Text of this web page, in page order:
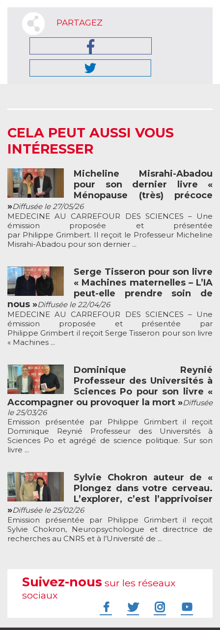
PARTAGEZ
CELA PEUT AUSSI VOUS
INTÉRESSER
Micheline Misrahi-Abadou
pour son dernier livre «
Ménopause (très) précoce
»Diffusée le 27/05/26
MEDECINE AU CARREFOUR DES SCIENCES – Une
émission proposée et présentée
par Philippe Grimbert. Il reçoit le Professeur Micheline
Misrahi-Abadou pour son dernier ...
Serge Tisseron pour son livre
« Machines maternelles – L’IA
peut-elle prendre soin de
nous »Diffusée le 22/04/26
MEDECINE AU CARREFOUR DES SCIENCES – Une
émission proposée et présentée par
Philippe Grimbert il reçoit Serge Tisseron pour son livre
« Machines ...
Dominique Reynié
Professeur des Universités à
Sciences Po pour son livre «
Accompagner ou provoquer la mort »Diffusée
le 25/03/26
Emission présentée par Philippe Grimbert il reçoit
Dominique Reynié Professeur des Universités à
Sciences Po et agrégé de science politique. Sur son
livre ...
Sylvie Chokron auteur de «
Plongez dans votre cerveau.
L’explorer, c’est l’apprivoiser
»Diffusée le 25/02/26
Emission présentée par Philippe Grimbert il reçoit
Sylvie Chokron, Neuropsychologue et directrice de
recherches au CNRS et à l’Université de ...
Suivez-nous sur les réseaux
sociaux